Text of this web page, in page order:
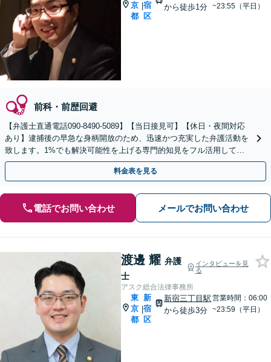
京
都
|宿
区
から徒歩1分 ~23:55（平日）
前科・前歴回避
【弁護士直通電話090-8490-5089】【当日接見可】【休日・夜間対応
あり】逮捕後の早急な身柄開放のため、迅速かつ充実した弁護活動を
致します。1%でも解決可能性を上げる専門的知見をフル活用して取
り組みます。
料金表を見る
電話でお問い合わせ メールでお問い合わせ
渡邊 耀 弁護
士
インタビューを見
る
アスク総合法律事務所
東
京
都
|
新
宿
区
新宿三丁目駅
から徒歩3分
営業時間：06:00
~23:59（平日）